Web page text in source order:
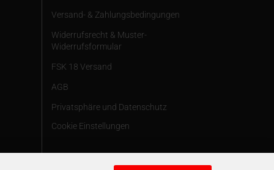
Versand- & Zahlungsbedingungen
Widerrufsrecht & Muster-
Widerrufsformular
FSK 18 Versand
AGB
Privatsphäre und Datenschutz
Cookie Einstellungen